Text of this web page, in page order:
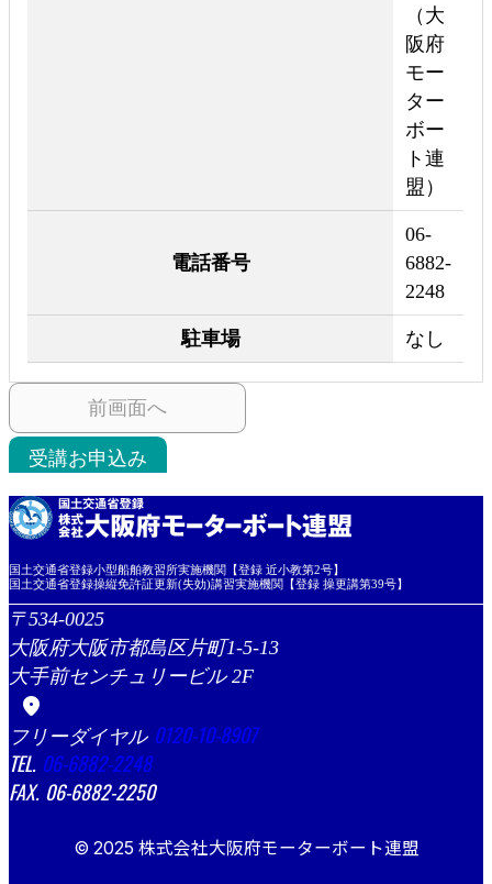
（大
阪府
モー
ター
ボー
ト連
盟）
電話番号
06-
6882-
2248
駐車場 なし
前画面へ
受講お申込み
国土交通省登録小型船舶教習所実施機関【登録 近小教第2号】
国土交通省登録操縦免許証更新(失効)講習実施機関【登録 操更講第39号】
534-0025
大阪府大阪市都島区片町1-5-13
大手前センチュリービル 2F
location_on
0120-10-8907
06-6882-2248
06-6882-2250
© 2025 株式会社大阪府モーターボート連盟